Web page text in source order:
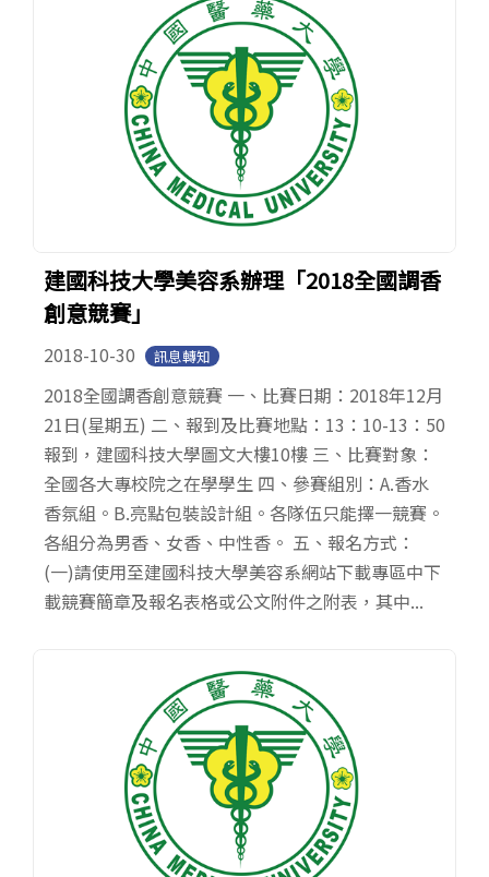
建國科技大學美容系辦理「2018全國調香
創意競賽」
2018-10-30 訊息轉知
2018全國調香創意競賽 一、比賽日期：2018年12月
21日(星期五) 二、報到及比賽地點：13：10-13：50
報到，建國科技大學圖文大樓10樓 三、比賽對象：
全國各大專校院之在學學生 四、參賽組別：A.香水
香氛組。B.亮點包裝設計組。各隊伍只能擇一競賽。
各組分為男香、女香、中性香。 五、報名方式：
(一)請使用至建國科技大學美容系網站下載專區中下
載競賽簡章及報名表格或公文附件之附表，其中...